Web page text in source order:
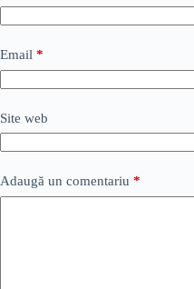
Email *
Site web
Adaugă un comentariu *